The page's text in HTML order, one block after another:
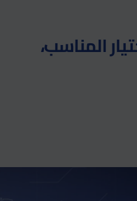
المناسب،